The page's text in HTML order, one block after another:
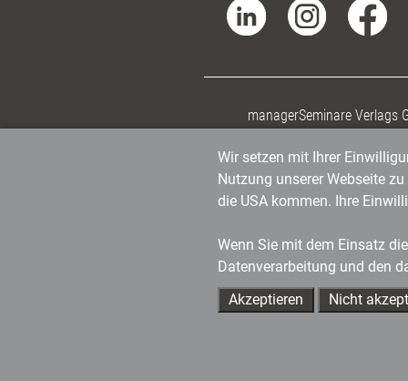
managerSeminare Verlags
Wir setzen mit Ihrer
Nutzung unserer Webseite
die USA kommen. Ihre
Wenn Sie mit dem Einsatz
Datenverarbeitung und den
Akzeptieren
Nicht